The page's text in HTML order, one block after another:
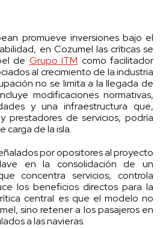
promueve inversiones bajo el
en Cozumel las críticas se
de Grupo ITM como facilitador
al crecimiento de la industria
no se limita a la llegada de
modificaciones normativas,
y una infraestructura que,
prestadores de servicios, podría
carga de la isla.
por opositores al proyecto
en la consolidación de un
concentra servicios, controla
los beneficios directos para la
central es que el modelo no
sino retener a los pasajeros en
a las navieras.